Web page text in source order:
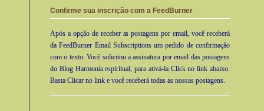
Confirme sua inscrição com a FeedBurner
Após a opção de receber as postagens por email, você receberá
da FeedBurner Email Subscriptions um pedido de confirmação
com o texto: Você solicitou a assinatura por email das postagens
do Blog Harmonia espiritual, para ativá-la Click no link abaixo.
Basta Clicar no link e você receberá todas as nossas postagens.